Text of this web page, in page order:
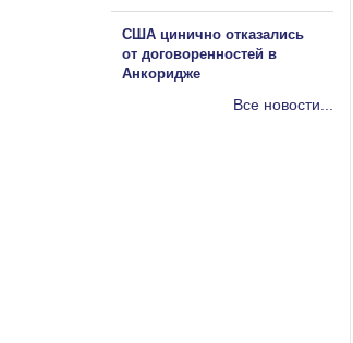
США цинично отказались
от договоренностей в
Анкоридже
Все новости...